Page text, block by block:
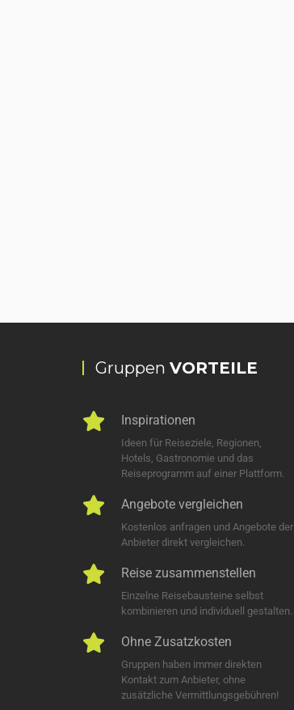
Gruppen VORTEILE
Inspirationen
Ideen für Reiseziele, Regionen,
Hotels, Gastronomie und das
Reiseprogramm auf einer Plattform.
Angebote vergleichen
Kostenlos anfragen und Angebote der
Anbieter direkt vergleichen.
Reise zusammenstellen
Einzelne Reisebausteine selbst
kombinieren und individuell gestalten.
Ohne Zusatzkosten
Gruppen haben immer direkten
Kontakt zum Anbieter, ohne
zusätzliche Vermittlungsgebühren!